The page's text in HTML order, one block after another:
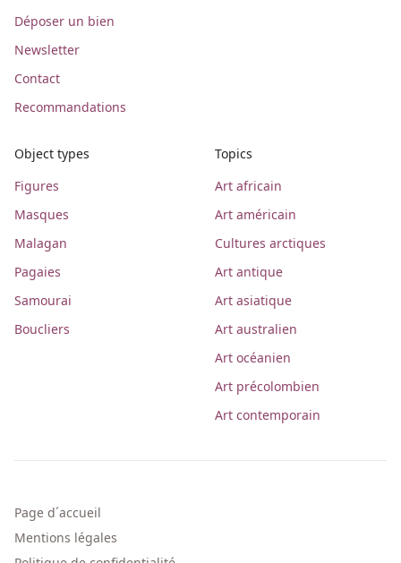
Déposer un bien
Newsletter
Contact
Recommandations
Object types
Figures
Masques
Malagan
Pagaies
Samourai
Boucliers
Topics
Art africain
Art américain
Cultures arctiques
Art antique
Art asiatique
Art australien
Art océanien
Art précolombien
Art contemporain
Page d´accueil
Mentions légales